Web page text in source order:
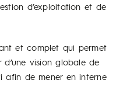
d’exploitation et de
et complet qui permet
vision globale de
de mener en interne